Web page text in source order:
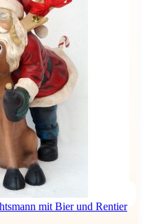
mit Bier und Rentier